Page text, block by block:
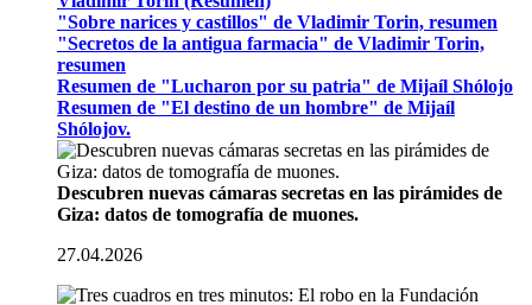
"Sobre narices y castillos" de Vladimir Torin, resumen
"Secretos de la antigua farmacia" de Vladimir Torin,
resumen
Resumen de "Lucharon por su patria" de Mijaíl Shólojo
Resumen de "El destino de un hombre" de Mijaíl
Shólojov.
Descubren nuevas cámaras secretas en las pirámides de
Giza: datos de tomografía de muones.
27.04.2026